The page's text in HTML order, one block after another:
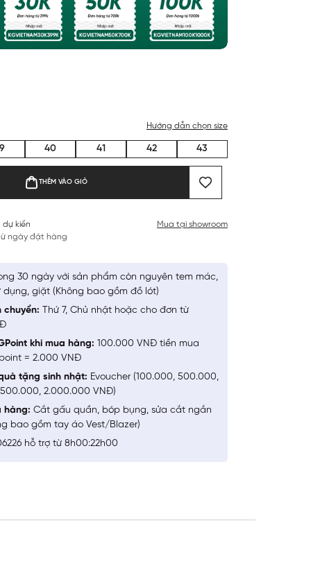
Hướng dẫn chọn size
40 41 42 43
THÊM VÀO GIỎ
dự kiến
ngày đặt hàng
Mua tại showroom
30 ngày với sản phẩm còn nguyên tem mác,
dụng, giặt (Không bao gồm đồ lót)
chuyển: Thứ 7, Chủ nhật hoặc cho đơn từ
khi mua hàng: 100.000 VNĐ tiền mua
= 2.000 VNĐ
tặng sinh nhật: Evoucher (100.000, 500.000,
2.000.000 VNĐ)
hàng: Cắt gấu quần, bóp bụng, sửa cắt ngắn
bao gồm tay áo Vest/Blazer)
hỗ trợ từ 8h00:22h00